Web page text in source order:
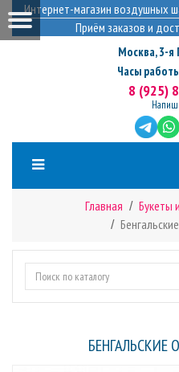
Интернет-магазин воздушных
Приём заказов и
Москва,3-я
Часы
8 (925)
Главная
Букеты
БЕНГАЛЬСКИЕ